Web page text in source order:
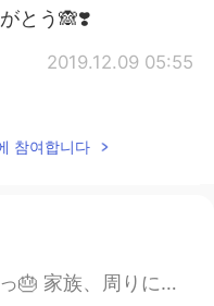
とう🙈❣️
2019.12.09 05:55
2019.12.09 05:54
참여합니다
もよろしくお願いします。たくさんのメッセージをありがとうううう。 美味しいも...